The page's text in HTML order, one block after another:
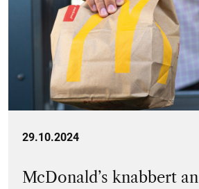
29.10.2024
McDonald’s knabbert an